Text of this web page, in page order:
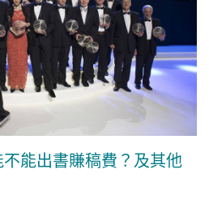
能出書賺稿費？及其他